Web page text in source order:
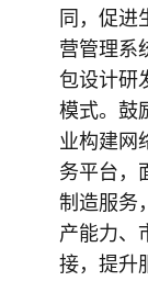
同，促进
营管理系
包设计研
模式。鼓
业构建网
务平台，
制造服务
产能力、
接，提升